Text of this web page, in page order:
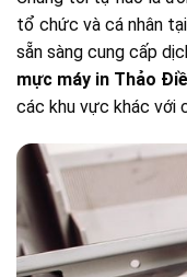
tổ chức và cá nhân
sẵn sàng cung cấp
mực máy in Thảo
các khu vực khác với